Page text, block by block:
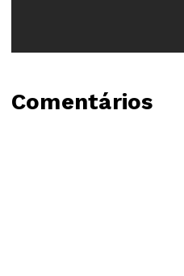
Comentários